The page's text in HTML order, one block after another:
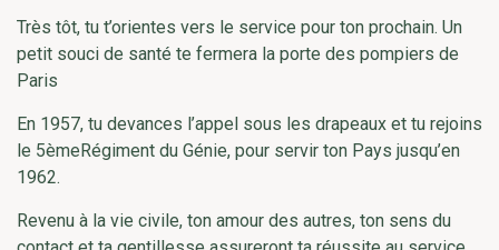
Très tôt, tu t’orientes vers le service pour ton prochain. Un
petit souci de santé te fermera la porte des pompiers de
Paris
En 1957, tu devances l’appel sous les drapeaux et tu rejoins
le 5èmeRégiment du Génie, pour servir ton Pays jusqu’en
1962.
Revenu à la vie civile, ton amour des autres, ton sens du